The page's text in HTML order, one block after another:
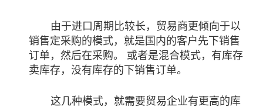
由于进口周期比较长，贸易商更倾向于以
销售定采购的模式，就是国内的客户先下销售
订单，然后在采购。 或者是混合模式，有库存
卖库存，没有库存的下销售订单。
这几种模式，就需要贸易企业有更高的库